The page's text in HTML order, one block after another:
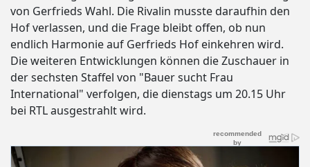
von Gerfrieds Wahl. Die Rivalin musste daraufhin den
Hof verlassen, und die Frage bleibt offen, ob nun
endlich Harmonie auf Gerfrieds Hof einkehren wird.
Die weiteren Entwicklungen können die Zuschauer in
der sechsten Staffel von "Bauer sucht Frau
International" verfolgen, die dienstags um 20.15 Uhr
bei RTL ausgestrahlt wird.